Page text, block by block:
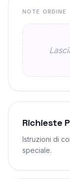
NOTE ORDINE
Richieste
Istruzioni di
speciale.